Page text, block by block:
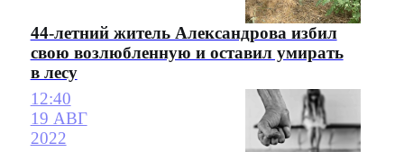
44-летний житель Александрова избил
свою возлюбленную и оставил умирать
в лесу
12:40
19 АВГ
2022